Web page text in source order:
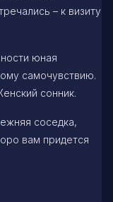
– к визиту
юная
самочувствию.
сонник.
соседка,
вам придется